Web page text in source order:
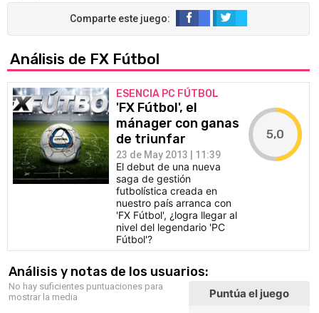
Análisis de FX Fútbol
ESENCIA PC FÚTBOL
'FX Fútbol', el
mánager con ganas
de triunfar
23 de May 2013 | 11:39
El debut de una nueva
saga de gestión
futbolística creada en
nuestro país arranca con
'FX Fútbol', ¿logra llegar al
nivel del legendario 'PC
Fútbol'?
5,0
Análisis y notas de los usuarios:
No hay suficientes puntuaciones para
mostrar la media
Puntúa el juego